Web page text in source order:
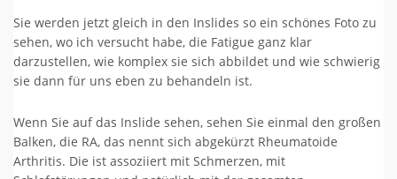
Sie werden jetzt gleich in den Inslides so ein schönes Foto zu
sehen, wo ich versucht habe, die Fatigue ganz klar
darzustellen, wie komplex sie sich abbildet und wie schwierig
sie dann für uns eben zu behandeln ist.
Wenn Sie auf das Inslide sehen, sehen Sie einmal den großen
Balken, die RA, das nennt sich abgekürzt Rheumatoide
Arthritis. Die ist assoziiert mit Schmerzen, mit